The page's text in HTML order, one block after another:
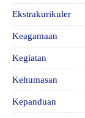
Ekstrakurikuler
Keagamaan
Kegiatan
Kehumasan
Kepanduan